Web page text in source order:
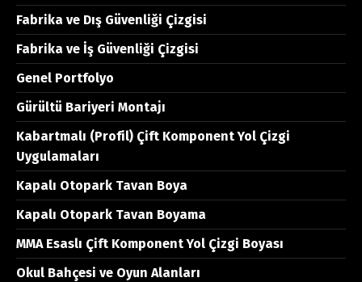
Fabrika ve Dış Güvenliği Çizgisi
Fabrika ve İş Güvenliği Çizgisi
Genel Portfolyo
Gürültü Bariyeri Montajı
Kabartmalı (Profil) Çift Komponent Yol Çizgi
Uygulamaları
Kapalı Otopark Tavan Boya
Kapalı Otopark Tavan Boyama
MMA Esaslı Çift Komponent Yol Çizgi Boyası
Okul Bahçesi ve Oyun Alanları